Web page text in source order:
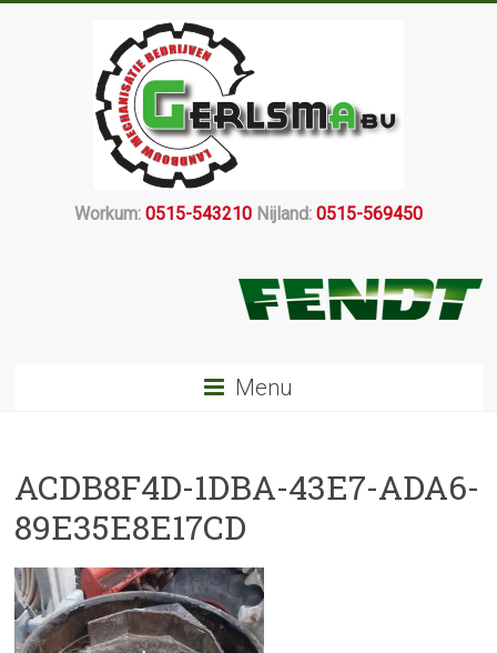
Workum: 0515-543210Nijland: 0515-569450
Menu
ACDB8F4D-1DBA-43E7-ADA6-
89E35E8E17CD